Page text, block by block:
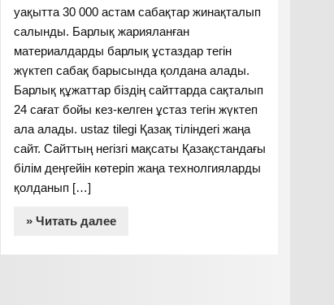
уақытта 30 000 астам сабақтар жинақталып
салынды. Барлық жарияланған
материалдарды барлық ұстаздар тегін
жүктеп сабақ барысында қолдана алады.
Барлық құжаттар біздің сайттарда сақталып
24 сағат бойы кез-келген ұстаз тегін жүктеп
ала алады. ustaz tilegi Қазақ тіліндегі жаңа
сайт. Сайттың негізгі мақсаты Қазақстандағы
білім деңгейін көтеріп жаңа технолгияларды
қолданып […]
» Читать далее